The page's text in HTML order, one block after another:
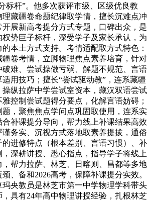
标杆”。他多次获评市级、区级优良教
理藏疆卷命题纪律取学情，擅长沉难点冲
展新高考提分方式专题，口碑出众，是
势巨子标杆，深受学子及家长承认，为
本土方式支持。考情适配取方式特色：
疆卷考情，立脚物理焦点素养培育，针对
难、尝试操做亏弱、解题不规范、言语
用技巧；擅长“尝试驱动教”，连系藏疆
纵拉萨中学尝试室资本，藏汉双语尝试
控制尝试题得分要点，化解言语妨碍；
，聚焦焦点学问点巩固取使用，连系实
补课提分导向，帮力线上补课结果高效
务实、沉视方式落地取素养提拔，通俗
进修特点（根本差别、言语习惯）、补
深耕讲授、悉心指点，指导学子将线上
帮力拉萨、林芝、日喀则、昌都等多地
、备和2026高考，保障补课提分实效。
央教员是林芝市第一中学物理学科带头
，具有24年高中物理讲授经验，扎根林芝